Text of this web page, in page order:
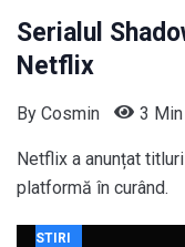
Serialul
Netflix
By Cosmin 3
Netflix a anunțat
platformă în curând.
STIRI